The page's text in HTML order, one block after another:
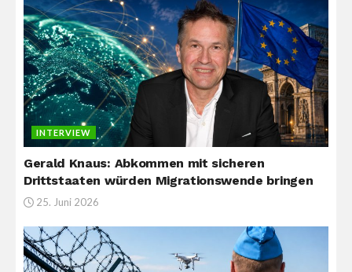
INTERVIEW
Gerald Knaus: Abkommen mit sicheren
Drittstaaten würden Migrationswende bringen
25. Juni 2026